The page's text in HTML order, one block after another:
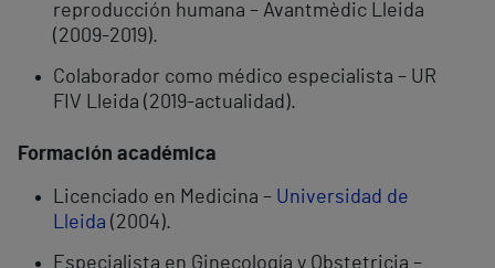
reproducción humana – Avantmèdic Lleida
(2009-2019).
Colaborador como médico especialista – UR
FIV Lleida (2019-actualidad).
Formación académica
Licenciado en Medicina – Universidad de
Lleida (2004).